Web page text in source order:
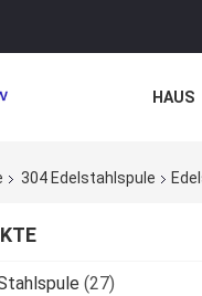
HAUS
304 Edelstahlspule
(27)